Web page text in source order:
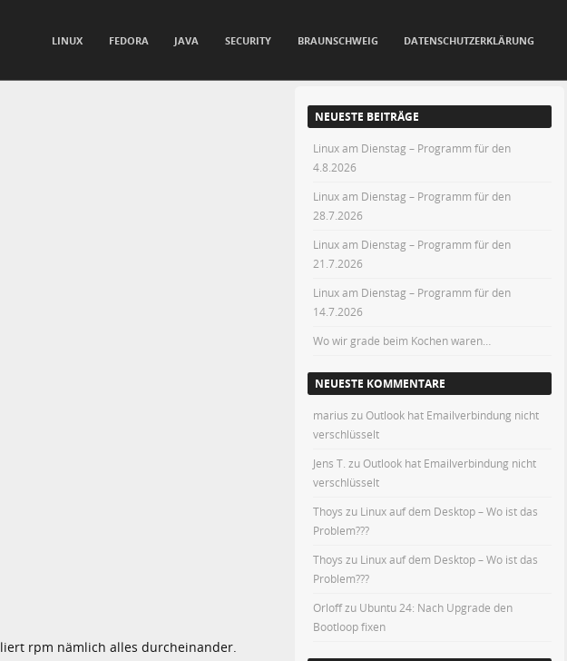
LINUX FEDORA JAVA SECURITY BRAUNSCHWEIG DATENSCHUTZERKLÄRUNG
rpm nämlich alles durcheinander.
NEUESTE BEITRÄGE
Linux am Dienstag – Programm für den
4.8.2026
Linux am Dienstag – Programm für den
28.7.2026
Linux am Dienstag – Programm für den
21.7.2026
Linux am Dienstag – Programm für den
14.7.2026
Wo wir grade beim Kochen waren…
NEUESTE KOMMENTARE
marius zuOutlook hat Emailverbindung nicht
verschlüsselt
Jens T. zuOutlook hat Emailverbindung nicht
verschlüsselt
Thoys zu Linux auf dem Desktop – Wo ist das
Problem???
Thoys zu Linux auf dem Desktop – Wo ist das
Problem???
Orloffzu Ubuntu 24: Nach Upgrade den
Bootloop fixen